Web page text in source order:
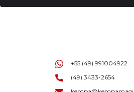
+55 (49) 991004922
(49) 3433-2654